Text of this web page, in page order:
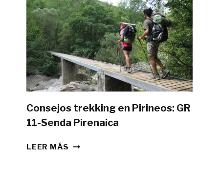
LA
GR11
CON
TIENDA
DE
CAMPAÑA?
Consejos trekking en Pirineos: GR
11-Senda Pirenaica
LEER MÁS CONSEJOS